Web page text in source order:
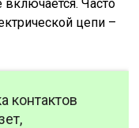
Часто
цепи –
контактов